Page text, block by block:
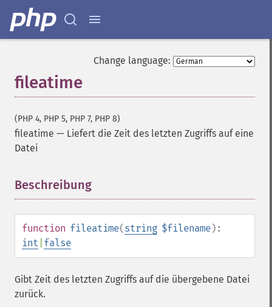
Change language:
fileatime
(PHP 4, PHP 5, PHP 7, PHP 8)
fileatime — Liefert die Zeit des letzten Zugriffs auf eine
Datei
Beschreibung
function fileatime(string $filename):
int false
Gibt Zeit des letzten Zugriffs auf die übergebene Datei
zurück.